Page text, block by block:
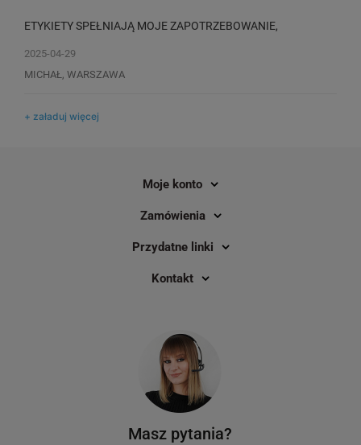
ETYKIETY SPEŁNIAJĄ MOJE ZAPOTRZEBOWANIE,
2025-04-29
MICHAŁ, WARSZAWA
+ załaduj więcej
Moje konto
Zamówienia
Przydatne linki
Kontakt
Masz pytania?